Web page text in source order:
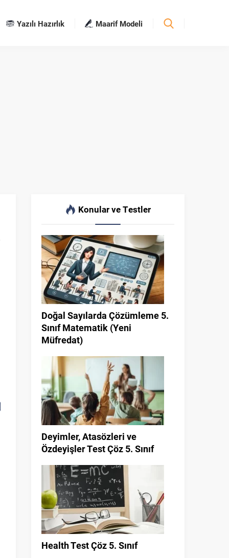
Yazılı Hazırlık Maarif Modeli
Konular ve Testler
Doğal Sayılarda Çözümleme 5.
Sınıf Matematik (Yeni
Müfredat)
Deyimler, Atasözleri ve
Özdeyişler Test Çöz 5. Sınıf
Health Test Çöz 5. Sınıf